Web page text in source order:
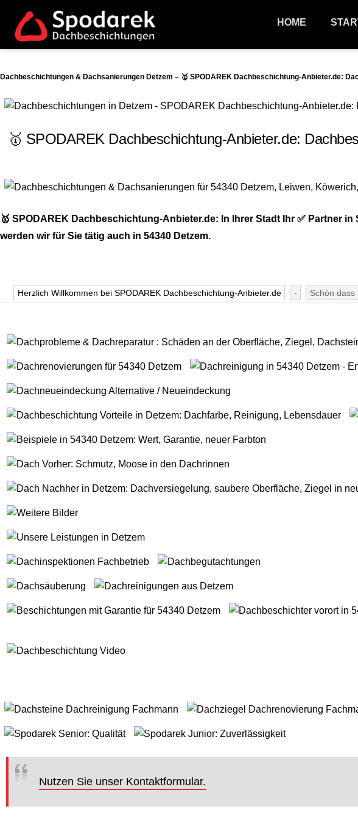
HOME
Dachbeschichtungen & Dachsanierungen Detzem – 🥇 SPODAREK Dachbeschichtung-Anbieter.de:
🥇 SPODAREK Dachbeschichtung-Anbieter.de:
🥇 SPODAREK Dachbeschichtung-Anbieter.de: In Ihrer Stadt Ihr ✅ Partner
werden wir für Sie tätig auch in 54340 Detzem.
Herzlich Willkommen bei SPODAREK Dachbeschichtung-Anbieter.de - Schön dass
Nutzen Sie unser Kontaktformular.